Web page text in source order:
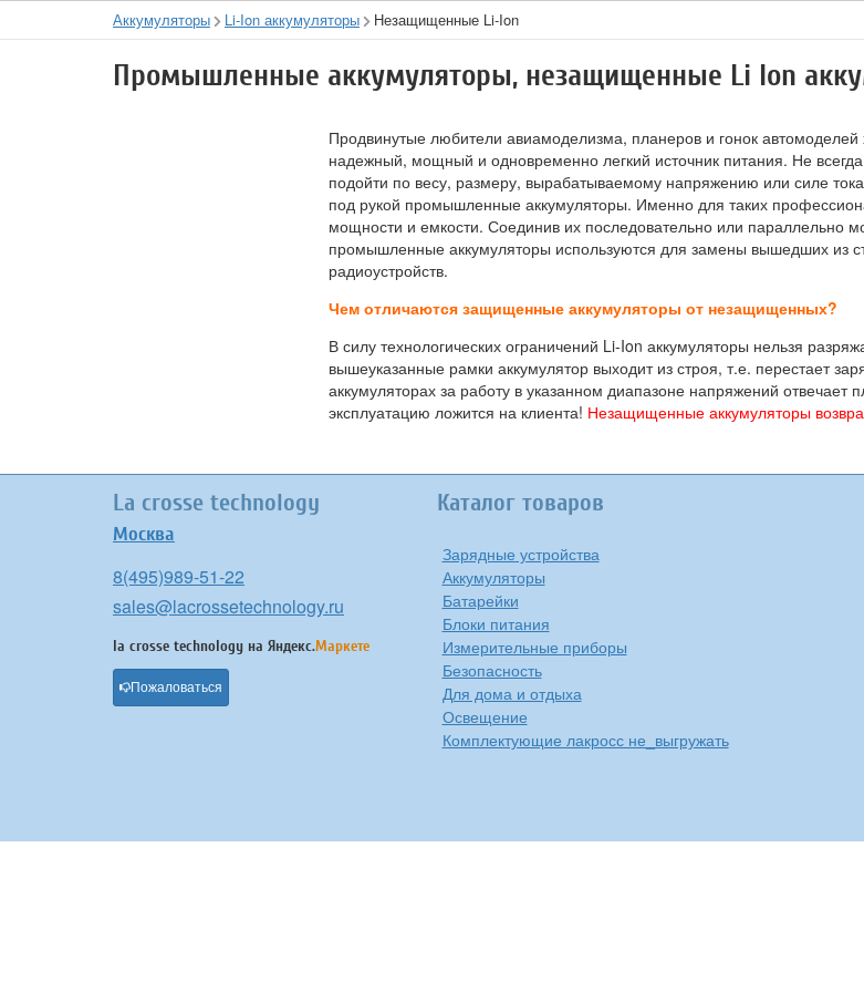
Аккумуляторы Li-Ion аккумуляторы Незащищенные Li-Ion
Промышленные аккумуляторы, незащищенные Li Ion
Продвинутые любители авиамоделизма, планеров и гонок
надежный, мощный и одновременно легкий источник питания. Не
подойти по весу, размеру, вырабатываемому напряжению или силе
под рукой промышленные аккумуляторы. Именно для таких
мощности и емкости. Соединив их последовательно или параллельно
промышленные аккумуляторы используются для замены вышедших из
радиоустройств.
Чем отличаются защищенные аккумуляторы от незащищенных?
В силу технологических ограничений Li-Ion аккумуляторы нельзя
вышеуказанные рамки аккумулятор выходит из строя, т.е. перестает
аккумуляторах за работу в указанном диапазоне напряжений
эксплуатацию ложится на клиента! Незащищенные аккумуляторы
La crosse technology
Москва
8(495)989-51-22
sales@lacrossetechnology.ru
la crosse technology на Яндекс.Маркете
Пожаловаться
Каталог товаров
Зарядные устройства
Аккумуляторы
Батарейки
Блоки питания
Измерительные приборы
Безопасность
Для дома и отдыха
Освещение
Комплектующие лакросс не_выгружать